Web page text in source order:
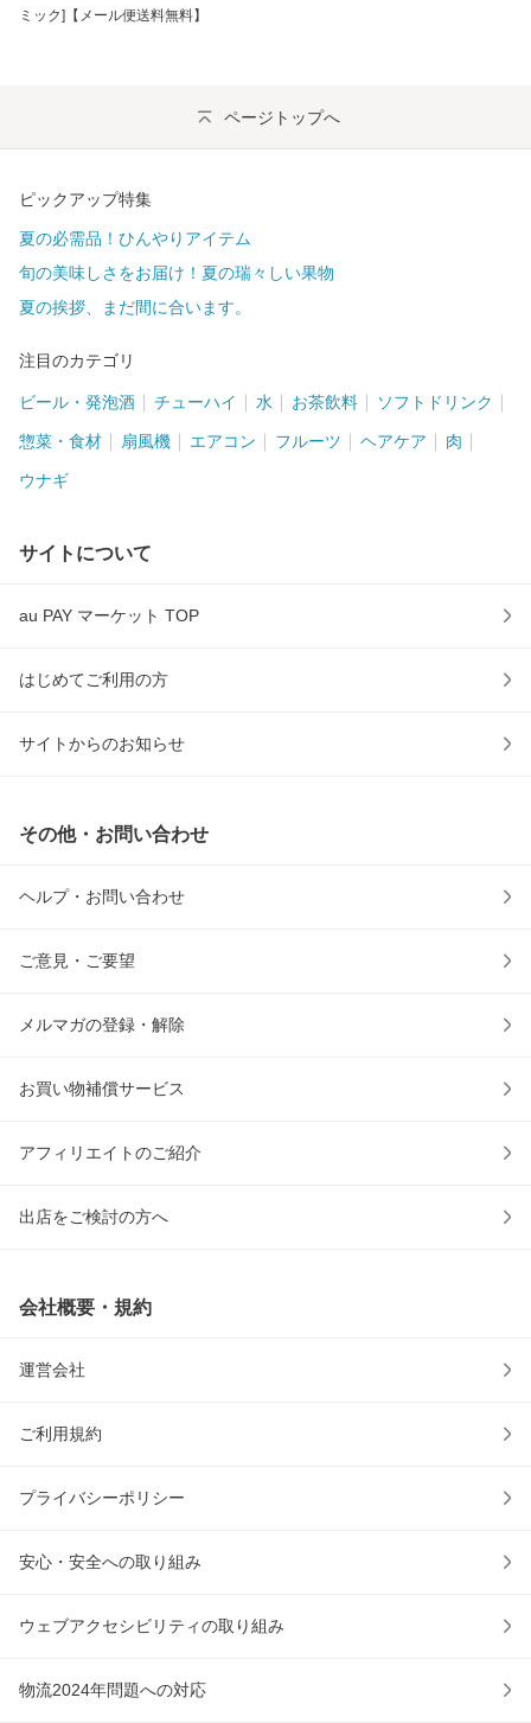
ミック]【メール便送料無料】
ページトップへ
ピックアップ特集
夏の必需品！ひんやりアイテム
旬の美味しさをお届け！夏の瑞々しい果物
夏の挨拶、まだ間に合います。
注目のカテゴリ
ビール・発泡酒 チューハイ 水 お茶飲料 ソフトドリンク
惣菜・食材 扇風機 エアコン フルーツ ヘアケア 肉
ウナギ
サイトについて
au PAY マーケット TOP
はじめてご利用の方
サイトからのお知らせ
その他・お問い合わせ
ヘルプ・お問い合わせ
ご意見・ご要望
メルマガの登録・解除
お買い物補償サービス
アフィリエイトのご紹介
出店をご検討の方へ
会社概要・規約
運営会社
ご利用規約
プライバシーポリシー
安心・安全への取り組み
ウェブアクセシビリティの取り組み
物流2024年問題への対応